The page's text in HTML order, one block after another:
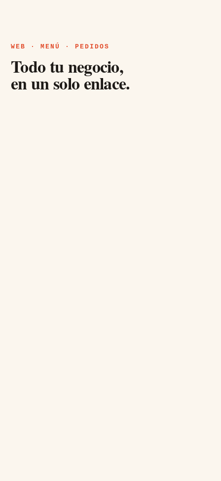
WEB · MENÚ · PEDIDOS
Todo tu negocio,
en un solo enlace.